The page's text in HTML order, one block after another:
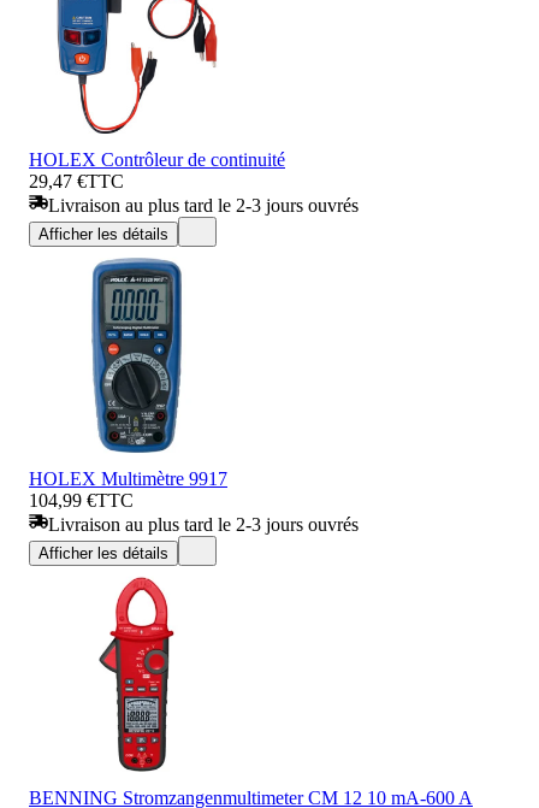
HOLEX Contrôleur de continuité
29,47 €TTC
Livraison au plus tard le 2-3 jours ouvrés
Afficher les détails
HOLEX Multimètre 9917
104,99 €TTC
Livraison au plus tard le 2-3 jours ouvrés
Afficher les détails
BENNING Stromzangenmultimeter CM 12 10 mA-600 A